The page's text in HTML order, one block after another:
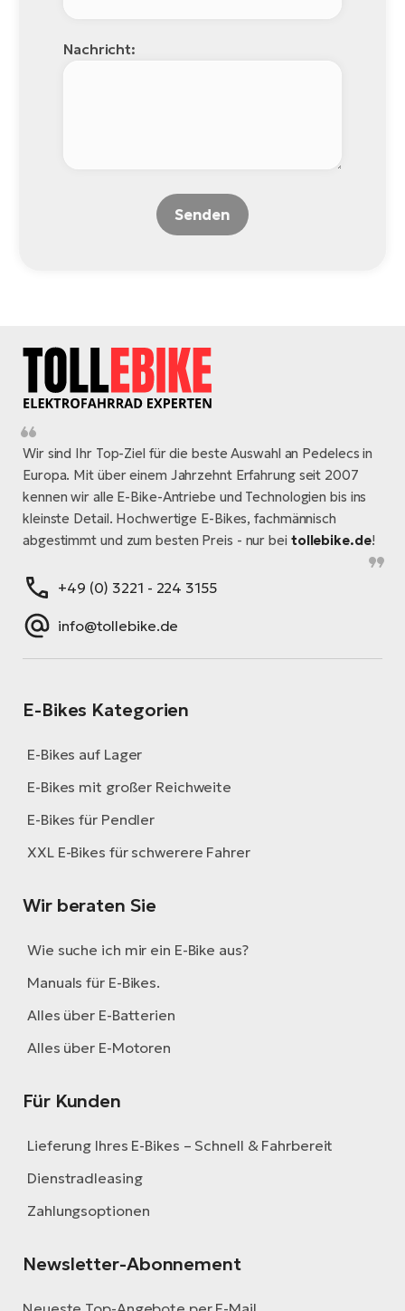
Nachricht:
Senden
Wir sind Ihr Top-Ziel für die beste Auswahl an Pedelecs in
Europa. Mit über einem Jahrzehnt Erfahrung seit 2007
kennen wir alle E-Bike-Antriebe und Technologien bis ins
kleinste Detail. Hochwertige E-Bikes, fachmännisch
abgestimmt und zum besten Preis - nur bei tollebike.de!
+49 (0) 3221 - 224 3155
info@tollebike.de
E-Bikes Kategorien
E-Bikes auf Lager
E-Bikes mit großer Reichweite
E-Bikes für Pendler
XXL E-Bikes für schwerere Fahrer
Wir beraten Sie
Wie suche ich mir ein E-Bike aus?
Manuals für E-Bikes.
Alles über E-Batterien
Alles über E-Motoren
Für Kunden
Lieferung Ihres E-Bikes – Schnell & Fahrbereit
Dienstradleasing
Zahlungsoptionen
Newsletter-Abonnement